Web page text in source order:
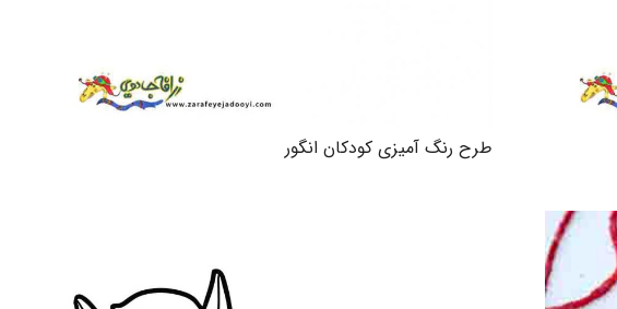
طرح رنگ آمیزی کودکان انگور